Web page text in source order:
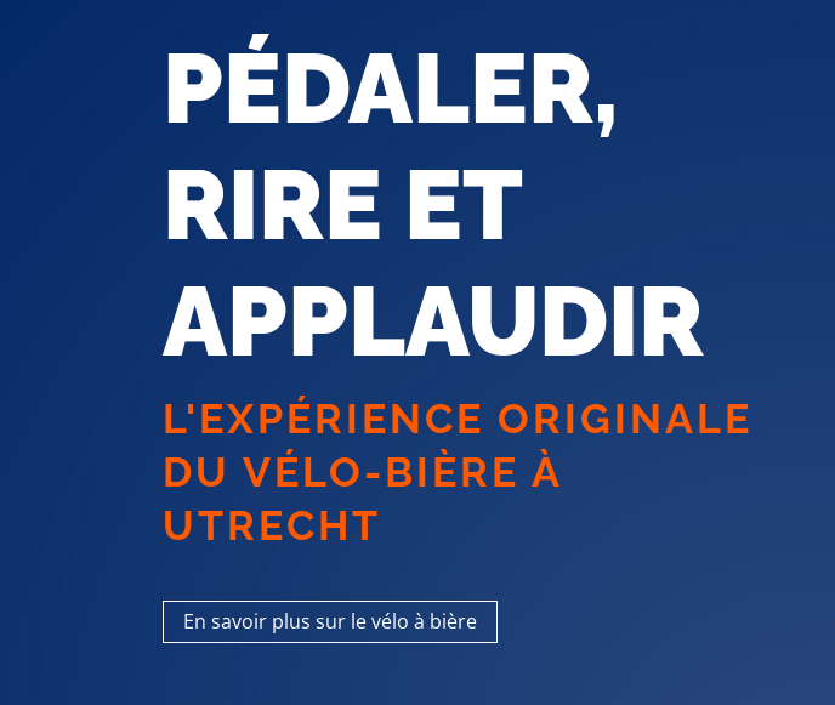
PÉDALER,
RIRE ET
APPLAUDIR
L'EXPÉRIENCE ORIGINALE
DU VÉLO-BIÈRE À
UTRECHT
En savoir plus sur le vélo à bière